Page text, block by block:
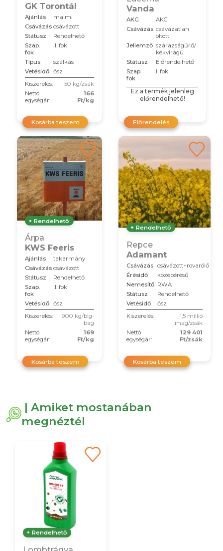
GK Torontál
Ajánlás
malmi
Csávázás csávázott
Státusz
Rendelhető
Szap.
fok
II. fok
Típus
szálkás
Vetésidő ősz
Kiszerelés:
50 kg/zsák
Nettó
egységár:
166
Ft/kg
Kosárba teszem
Vanda
AKG
AKG
Csávázás csávázatlan
oltott
Jellemző szárazságűrő/
kékvirágú
Státusz
Előrendelhető
Szap.
fok
I. fok
Ez a termék jelenleg
előrendelhető!
Előrendelés
Rendelhető
Árpa
KWS Feeris
Ajánlás
takarmány
Csávázás csávázott
Státusz
Rendelhető
Szap.
fok
II. fok
Vetésidő ősz
Kiszerelés:
900 kg/big-
bag
Nettó
egységár:
169
Ft/kg
Kosárba teszem
Rendelhető
Repce
Adamant
Csávázás csávázott+rovarölő
Érésidő
középérésű
Nemesítő RWA
Státusz
Rendelhető
Vetésidő
ősz
Kiszerelés:
1,5 millió
mag/zsák
Nettó
egységár:
129 401
Ft/zsák
Kosárba teszem
| Amiket mostanában
megnéztél
Rendelhető